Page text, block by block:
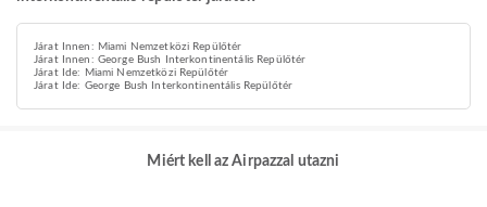
Járat Innen: Miami Nemzetközi Repülőtér
Járat Innen: George Bush Interkontinentális Repülőtér
Járat Ide: Miami Nemzetközi Repülőtér
Járat Ide: George Bush Interkontinentális Repülőtér
Miért kell az Airpazzal utazni